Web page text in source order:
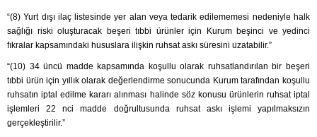
“(8) Yurt dışı ilaç listesinde yer alan veya tedarik edilememesi nedeniyle halk
sağlığı riski oluşturacak beşeri tıbbi ürünler için Kurum beşinci ve yedinci
fıkralar kapsamındaki hususlara ilişkin ruhsat askı süresini uzatabilir.”
“(10) 34 üncü madde kapsamında koşullu olarak ruhsatlandırılan bir beşeri
tıbbi ürün için yıllık olarak değerlendirme sonucunda Kurum tarafından koşullu
ruhsatın iptal edilme kararı alınması halinde söz konusu ürünlerin ruhsat iptal
işlemleri 22 nci madde doğrultusunda ruhsat askı işlemi yapılmaksızın
gerçekleştirilir.”